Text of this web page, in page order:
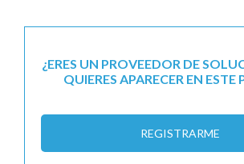
¿ERES UN PROVEEDOR DE
QUIERES APARECER EN ESTE
REGISTRARME